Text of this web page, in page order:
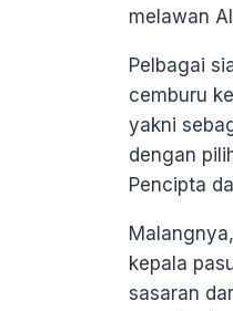
melawan
Pelbagai
cemburu
yakni
dengan
Pencipta
kepala
sasaran